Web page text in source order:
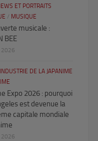
ET PORTRAITS
/ MUSIQUE
musicale :
BEE
2026
DE LA JAPANIME
Expo 2026 : pourquoi
est devenue la
capitale mondiale
2026